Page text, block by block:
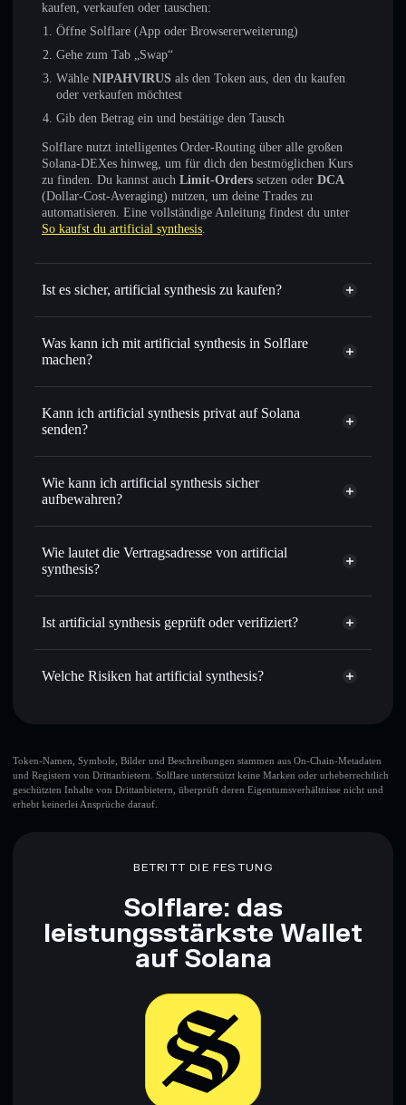
kaufen, verkaufen oder tauschen:
Öffne Solflare (App oder Browsererweiterung)
Gehe zum Tab „Swap“
Wähle NIPAHVIRUS als den Token aus, den du kaufen
oder verkaufen möchtest
Gib den Betrag ein und bestätige den Tausch
Solflare nutzt intelligentes Order-Routing über alle großen
Solana-DEXes hinweg, um für dich den bestmöglichen Kurs
zu finden. Du kannst auch Limit-Orders setzen oder DCA
(Dollar-Cost-Averaging) nutzen, um deine Trades zu
automatisieren. Eine vollständige Anleitung findest du unter
So kaufst du artificial synthesis.
Ist es sicher, artificial synthesis zu kaufen?
artificial synthesis
nicht
Was kann ich mit artificial synthesis in Solflare
machen?
artificial synthesis
Solflare-Wallet
Sofort tauschen– handle NIPAHVIRUS gegen SOL,
USDC oder Tausende anderer Solana-Tokens mit
Zielkurs für NIPAHVIRUS
Durchschnittskosteneffekt nutzen
per Durchschnittskosteneffekt in NIPAHVIRUS einsteigen
Privat senden– übertrage NIPAHVIRUS, ohne Wallets
öffentlich zu verknüpfen, mithilfe des in Solflare
Marktkapitalisierung und Liquidität von NIPAHVIRUS
kontrollierst
Kann ich artificial synthesis privat auf Solana
senden?
Privacy
Wie kann ich artificial synthesis sicher
aufbewahren?
artificial synthesis
Privacy
Wie lautet die Vertragsadresse von artificial
synthesis?
artificial synthesis
Y4kVfdT42z61upZoByej5PF1eWxg5PhggbkQiYLAbPF
Solflare-Wallet
Ist artificial synthesis geprüft oder verifiziert?
artificial synthesis
derzeit
Welche Risiken hat artificial synthesis?
großer Teil der
Liquidität ist freigeschaltet
artificial synthesis
artificial synthesis
begrenzte Liquidität
ausschließlich Bildungszwecken und stellen keine
Finanzberatung dar. Recherchiere stets eigenständig. Daten
bereitgestellt von rugcheck.xyz.
Token-Namen, Symbole, Bilder und Beschreibungen stammen aus On-Chain-Metadaten
und Registern von Drittanbietern. Solflare unterstützt keine Marken oder urheberrechtlich
geschützten Inhalte von Drittanbietern, überprüft deren Eigentumsverhältnisse nicht und
erhebt keinerlei Ansprüche darauf.
BETRITT DIE FESTUNG
Solflare: das
leistungsstärkste Wallet
auf Solana
Jetzt herunterladen